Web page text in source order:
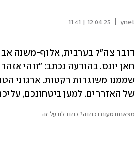
ynet
12.04.25 | 11:41
של האזרחים.️ למען ביטחונכם,
מצאתם טעות בכתבה? כתבו לנו על זה